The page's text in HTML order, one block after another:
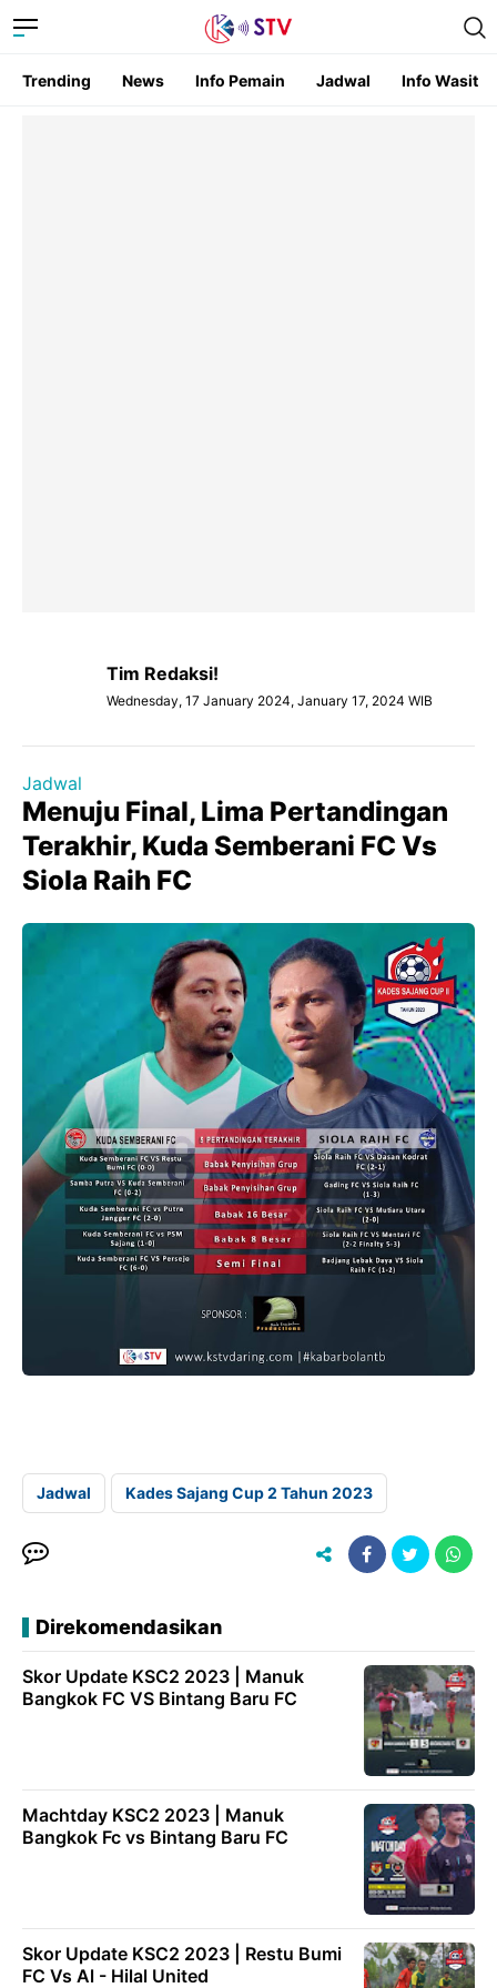
Trending News Info Pemain Jadwal Info Wasit
Tim Redaksi!
Wednesday, 17 January 2024, January 17, 2024 WIB
Jadwal
Menuju Final, Lima Pertandingan
Terakhir, Kuda Semberani FC Vs
Siola Raih FC
Jadwal Kades Sajang Cup 2 Tahun 2023
Direkomendasikan
Skor Update KSC2 2023 | Manuk
Bangkok FC VS Bintang Baru FC
Machtday KSC2 2023 | Manuk
Bangkok Fc vs Bintang Baru FC
Skor Update KSC2 2023 | Restu Bumi
FC Vs Al - Hilal United